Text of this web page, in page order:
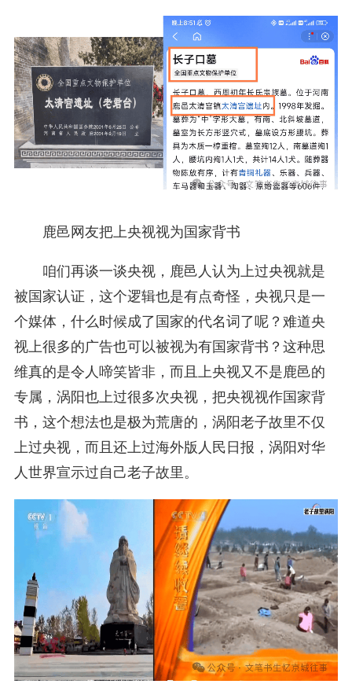
鹿邑网友把上央视视为国家背书
咱们再谈一谈央视，鹿邑人认为上过央视就是
被国家认证，这个逻辑也是有点奇怪，央视只是一
个媒体，什么时候成了国家的代名词了呢？难道央
视上很多的广告也可以被视为有国家背书？这种思
维真的是令人啼笑皆非，而且上央视又不是鹿邑的
专属，涡阳也上过很多次央视，把央视视作国家背
书，这个想法也是极为荒唐的，涡阳老子故里不仅
上过央视，而且还上过海外版人民日报，涡阳对华
人世界宣示过自己老子故里。